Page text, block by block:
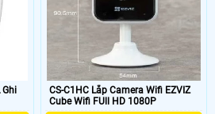
CS-C1HC Lắp Camera Wifi EZVIZ
Cube Wifi FUll HD 1080P